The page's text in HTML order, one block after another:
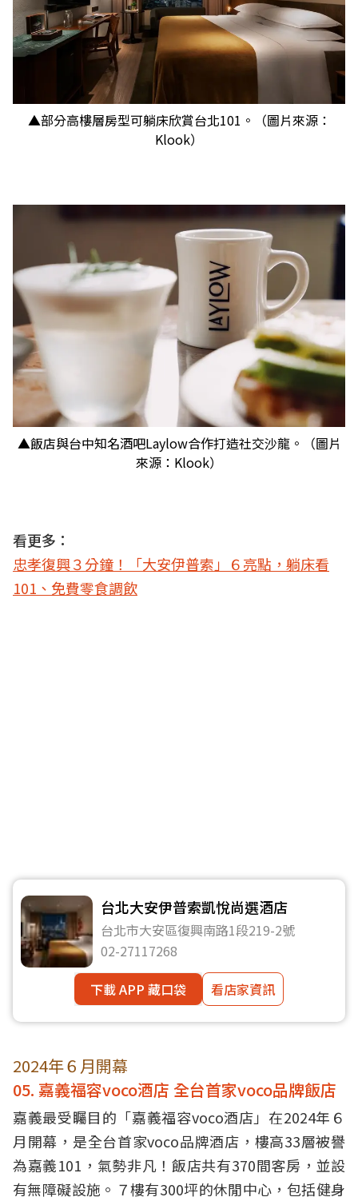
▲部分高樓層房型可躺床欣賞台北101。（圖片來源：
Klook）
▲飯店與台中知名酒吧Laylow合作打造社交沙龍。（圖片
來源：Klook）
看更多：
忠孝復興３分鐘！「大安伊普索」６亮點，躺床看
101、免費零食調飲
台北大安伊普索凱悅尚選酒店
台北市大安區復興南路1段219-2號
02-27117268
下載 APP 藏口袋
看店家資訊
2024年６月開幕
05. 嘉義福容voco酒店 全台首家voco品牌飯店
嘉義最受矚目的「嘉義福容voco酒店」在2024年６
月開幕，是全台首家voco品牌酒店，樓高33層被譽
為嘉義101，氣勢非凡！飯店共有370間客房，並設
有無障礙設施。７樓有300坪的休閒中心，包括健身